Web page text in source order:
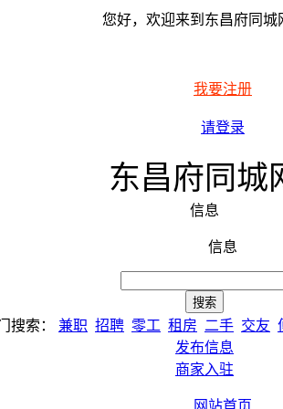
您好，欢迎来到东昌府同城
我要注册
请登录
东昌府同城
信息
信息
搜索： 兼职 招聘 零工 租房 二手 交友
发布信息
商家入驻
网站首页